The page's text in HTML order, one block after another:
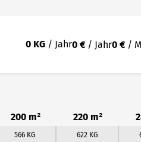
0 KG / Jahr0 € / Jahr0 € /
200 m² 220 m²
566 KG
622 KG